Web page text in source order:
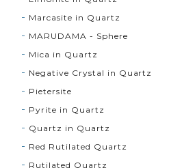
Marcasite in Quartz
MARUDAMA - Sphere
Mica in Quartz
Negative Crystal in Quartz
Pietersite
Pyrite in Quartz
Quartz in Quartz
Red Rutilated Quartz
Rutilated Quartz